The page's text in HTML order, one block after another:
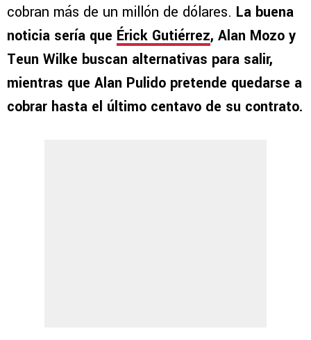
cobran más de un millón de dólares. La buena
noticia sería que Érick Gutiérrez, Alan Mozo y
Teun Wilke buscan alternativas para salir,
mientras que Alan Pulido pretende quedarse a
cobrar hasta el último centavo de su contrato.